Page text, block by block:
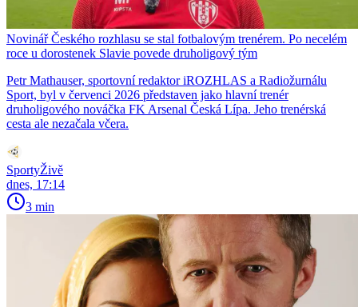
Novinář Českého rozhlasu se stal fotbalovým trenérem. Po necelém
roce u dorostenek Slavie povede druholigový tým
Petr Mathauser, sportovní redaktor iROZHLAS a Radiožurnálu
Sport, byl v červenci 2026 představen jako hlavní trenér
druholigového nováčka FK Arsenal Česká Lípa. Jeho trenérská
cesta ale nezačala včera.
SportyŽivě
dnes, 17:14
3 min